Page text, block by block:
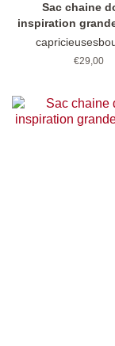
Sac chaine
inspiration
Prix
€29,00